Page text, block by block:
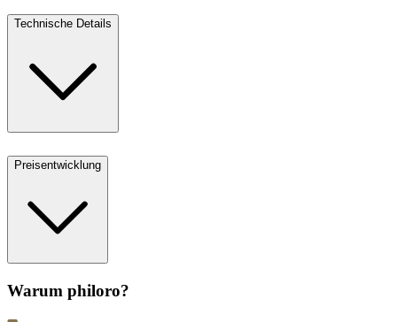
Technische Details
Preisentwicklung
Warum philoro?